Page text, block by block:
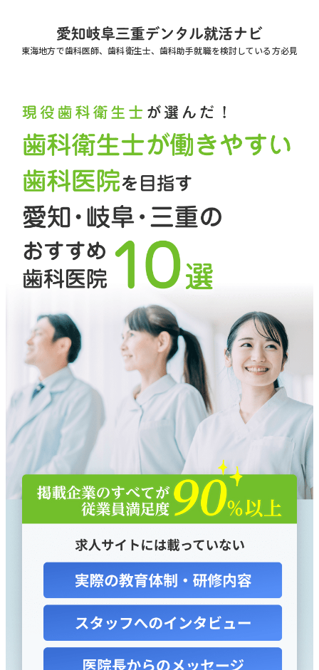
東海地方で歯科医師、歯科衛生士、歯科助手就職を検討している方必見